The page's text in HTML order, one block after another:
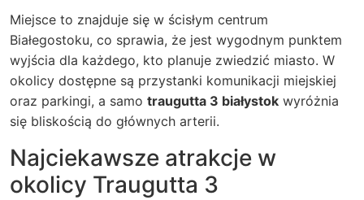
Miejsce to znajduje się w ścisłym centrum
Białegostoku, co sprawia, że jest wygodnym punktem
wyjścia dla każdego, kto planuje zwiedzić miasto. W
okolicy dostępne są przystanki komunikacji miejskiej
oraz parkingi, a samo traugutta 3 białystok wyróżnia
się bliskością do głównych arterii.
Najciekawsze atrakcje w
okolicy Traugutta 3